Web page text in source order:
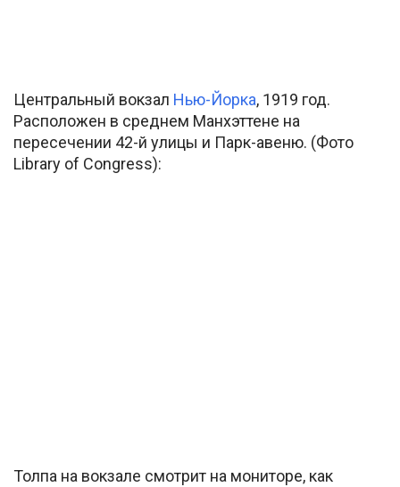
Центральный вокзал Нью-Йорка, 1919 год.
Расположен в среднем Манхэттене на
пересечении 42-й улицы и Парк-авеню. (Фото
Library of Congress):
Толпа на вокзале смотрит на мониторе, как